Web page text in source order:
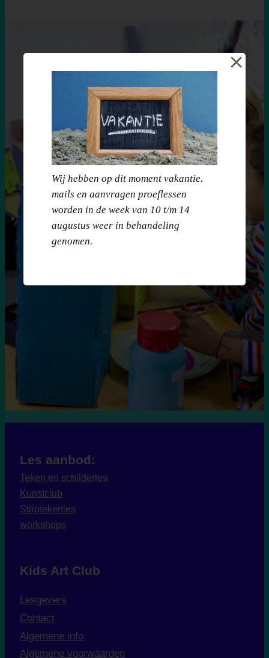
Les aanbod:
Teken en schilderles
Kunstclub
Striptekenles
workshops
Kids Art Club
Lesgevers
Contact
Algemene info
Algemene voorwaarden
Wij hebben op dit moment vakantie.
mails en aanvragen proeflessen
worden in de week van 10 t/m 14
augustus weer in behandeling
genomen.